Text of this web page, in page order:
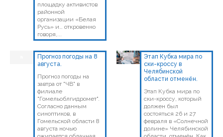
площадку активистов
районной
организации «Белая
Русь» и… откровенно
говоря,...
Прогноз погоды на 8
августа.
Прогноз погоды на
завтра от "ЧВ" в
филиале
"Гомельоблгидромет".
Согласно данным
синоптиков, в
Гомельской области 8
августа ночью
Этап Кубка мира по
ски-кроссу в
Челябинской
области отменён.
Этап Кубка мира по
ски-кроссу, который
должен был
состояться 26 и 27
февраля в «Солнечной
долине» Челябинской